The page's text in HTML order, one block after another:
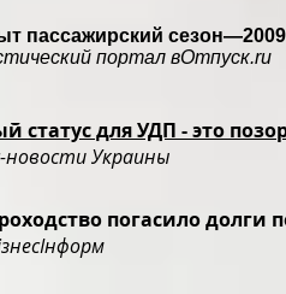
пассажирский сезон—2009
портал вОтпуск.ru
статус для УДП - это
новости Украины
погасило долги